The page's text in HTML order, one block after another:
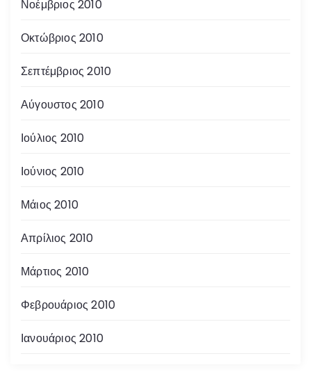
Νοέμβριος 2010
Οκτώβριος 2010
Σεπτέμβριος 2010
Αύγουστος 2010
Ιούλιος 2010
Ιούνιος 2010
Μάιος 2010
Απρίλιος 2010
Μάρτιος 2010
Φεβρουάριος 2010
Ιανουάριος 2010